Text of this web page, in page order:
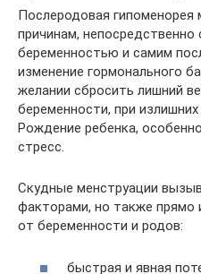
Послеродовая
причинам, непосредственно
беременностью и самим
изменение гормонального
желании сбросить лишний
беременности, при излишних
Рождение ребенка,
стресс.
Скудные менструации
факторами, но также прямо
от беременности и родов:
быстрая и явная